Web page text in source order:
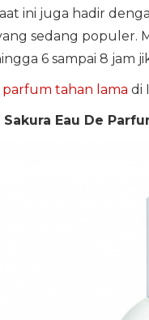
ini juga hadir
sedang populer.
6 sampai 8 jam
parfum tahan lama di
Eau De